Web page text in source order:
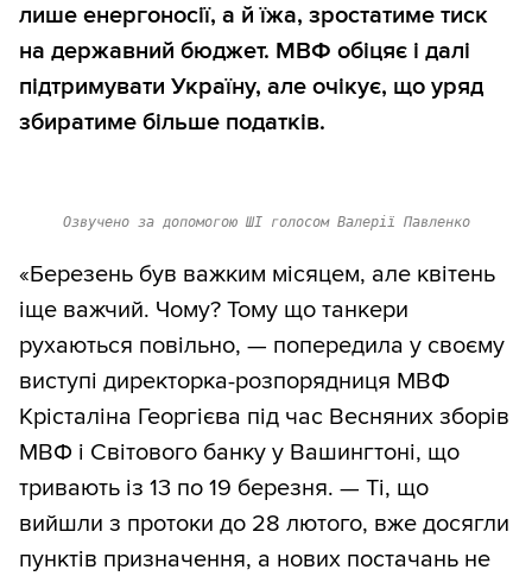
лише енергоносії, а й їжа, зростатиме тиск
на державний бюджет. МВФ обіцяє і далі
підтримувати Україну, але очікує, що уряд
збиратиме більше податків.
Озвучено за допомогою ШІ голосом Валерії Павленко
«Березень був важким місяцем, але квітень
іще важчий. Чому? Тому що танкери
рухаються повільно, — попередила у своєму
виступі директорка-розпорядниця МВФ
Крісталіна Георгієва під час Весняних зборів
МВФ і Світового банку у Вашингтоні, що
тривають із 13 по 19 березня. — Ті, що
вийшли з протоки до 28 лютого, вже досягли
пунктів призначення, а нових постачань не